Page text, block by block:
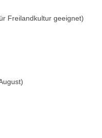
Freilandkultur geeignet)